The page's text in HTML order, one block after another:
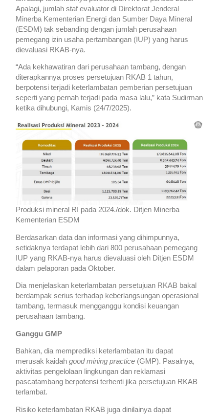
Apalagi, jumlah staf evaluator di Direktorat Jenderal
Minerba Kementerian Energi dan Sumber Daya Mineral
(ESDM) tak sebanding dengan jumlah perusahaan
pemegang izin usaha pertambangan (IUP) yang harus
dievaluasi RKAB-nya.
“Ada kekhawatiran dari perusahaan tambang, dengan
diterapkannya proses persetujuan RKAB 1 tahun,
berpotensi terjadi keterlambatan pemberian persetujuan
seperti yang pernah terjadi pada masa lalu,” kata Sudirman
ketika dihubungi, Kamis (24/7/2025).
Produksi mineral RI pada 2024./dok. Ditjen Minerba
Kementerian ESDM
Berdasarkan data dan informasi yang dihimpunnya,
setidaknya terdapat lebih dari 800 perusahaan pemegang
IUP yang RKAB-nya harus dievaluasi oleh Ditjen ESDM
dalam pelaporan pada Oktober.
Dia menjelaskan keterlambatan persetujuan RKAB bakal
berdampak serius terhadap keberlangsungan operasional
tambang, termasuk mengganggu kondisi keuangan
perusahaan tambang.
Ganggu GMP
Bahkan, dia memprediksi keterlambatan itu dapat
merusak kaidahgood mining practice (GMP). Pasalnya,
aktivitas pengelolaan lingkungan dan reklamasi
pascatambang berpotensi terhenti jika persetujuan RKAB
terlambat.
Risiko keterlambatan RKAB juga dinilainya dapat